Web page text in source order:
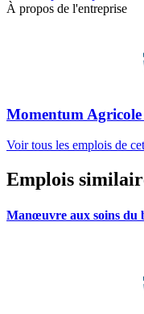
À propos de l'entreprise
Momentum
Voir tous les emplois de
Emplois
Manœuvre aux soins du